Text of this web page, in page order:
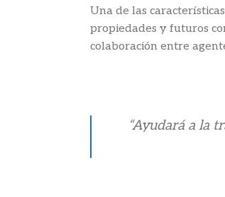
Una de las
propiedades y futuros
colaboración entre
“Ayudará a la